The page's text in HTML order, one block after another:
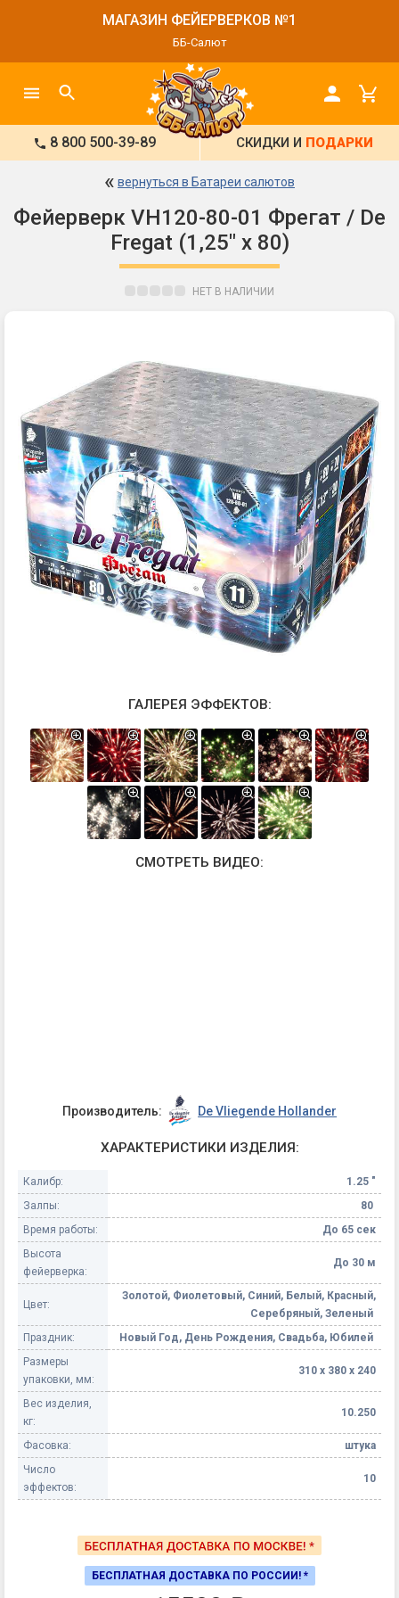
МАГАЗИН ФЕЙЕРВЕРКОВ №1
ББ-Салют
8 800 500-39-89 СКИДКИ И ПОДАРКИ
« вернуться в Батареи салютов
Фейерверк VH120-80-01 Фрегат / De
Fregat (1,25" х 80)
НЕТ В НАЛИЧИИ
ГАЛЕРЕЯ ЭФФЕКТОВ:
СМОТРЕТЬ ВИДЕО:
Производитель: De Vliegende Hollander
ХАРАКТЕРИСТИКИ ИЗДЕЛИЯ:
Калибр:
1.25 "
Залпы:
80
Время работы:
До 65 сек
Высота
фейерверка:
До 30 м
Цвет:
Золотой, Фиолетовый, Синий, Белый, Красный,
Серебряный, Зеленый
Праздник:
Новый Год, День Рождения, Свадьба, Юбилей
Размеры
упаковки, мм:
310 х 380 х 240
Вес изделия,
кг:
10.250
Фасовка:
штука
Число
эффектов:
10
БЕСПЛАТНАЯ ДОСТАВКА ПО РОССИИ! *